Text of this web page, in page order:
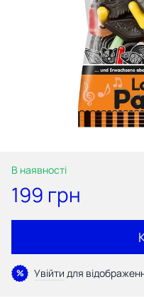
В наявності
199 грн
% Увійти для